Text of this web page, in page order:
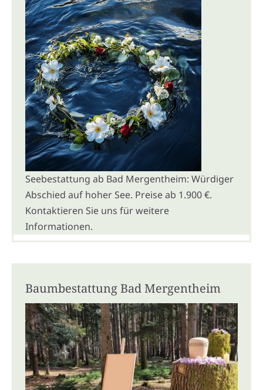
Seebestattung ab Bad Mergentheim: Würdiger
Abschied auf hoher See. Preise ab 1.900 €.
Kontaktieren Sie uns für weitere
Informationen.
Baumbestattung Bad Mergentheim